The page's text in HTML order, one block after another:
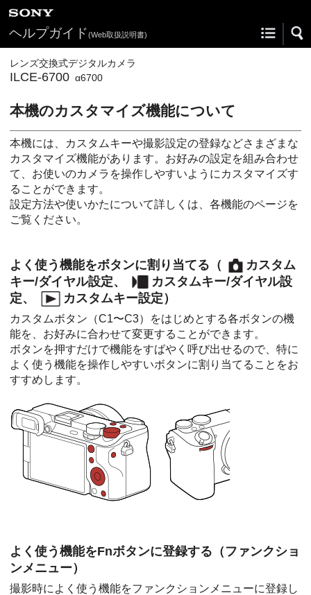
ヘルプガイド(Web取扱説明書)
レンズ交換式デジタルカメラ
ILCE-6700 α6700
本機のカスタマイズ機能について
本機には、カスタムキーや撮影設定の登録などさまざまな
カスタマイズ機能があります。お好みの設定を組み合わせ
て、お使いのカメラを操作しやすいようにカスタマイズす
ることができます。
設定方法や使いかたについて詳しくは、各機能のページを
ご覧ください。
よく使う機能をボタンに割り当てる（
カスタム
キー/ダイヤル設定、
カスタムキー/ダイヤル設
定、 カスタムキー設定）
カスタムボタン（C1〜C3）をはじめとする各ボタンの機
能を、お好みに合わせて変更することができます。
ボタンを押すだけで機能をすばやく呼び出せるので、特に
よく使う機能を操作しやすいボタンに割り当てることをお
すすめします。
よく使う機能をFnボタンに登録する（ファンクショ
ンメニュー）
撮影時によく使う機能をファンクションメニューに登録し